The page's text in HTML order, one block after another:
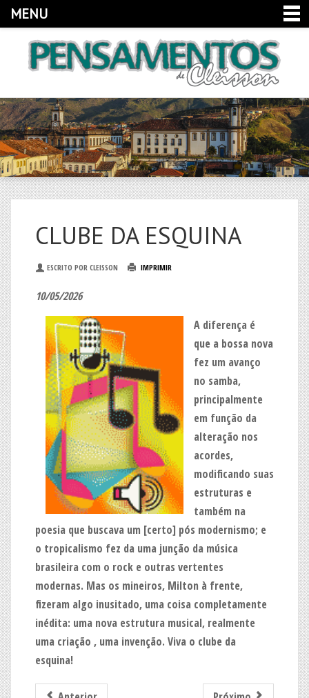
MENU
CLUBE DA ESQUINA
ESCRITO POR CLEISSON IMPRIMIR
10/05/2026
A diferença é
que a bossa nova
fez um avanço
no samba,
principalmente
em função da
alteração nos
acordes,
modificando suas
estruturas e
também na
poesia que buscava um [certo] pós modernismo; e
o tropicalismo fez da uma junção da música
brasileira com o rock e outras vertentes
modernas. Mas os mineiros, Milton à frente,
fizeram algo inusitado, uma coisa completamente
inédita: uma nova estrutura musical, realmente
uma criação , uma invenção. Viva o clube da
esquina!